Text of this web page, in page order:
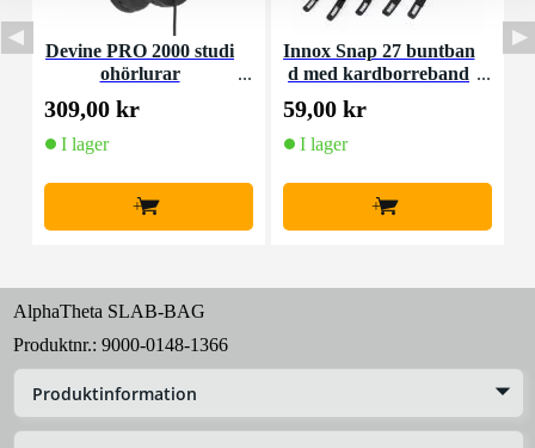
Devine PRO 2000 studi
ohörlurar
309,00 kr
I lager
+
Innox Snap 27 buntban
d med kardborreband
59,00 kr
I lager
+
AlphaTheta SLAB-BAG
Produktnr.: 9000-0148-1366
Produktinformation